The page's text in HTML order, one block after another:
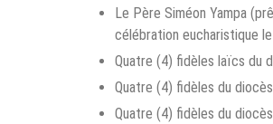
Le Père Siméon Yampa
célébration eucharistique
Quatre (4) fidèles laïcs du
Quatre (4) fidèles du
Quatre (4) fidèles du